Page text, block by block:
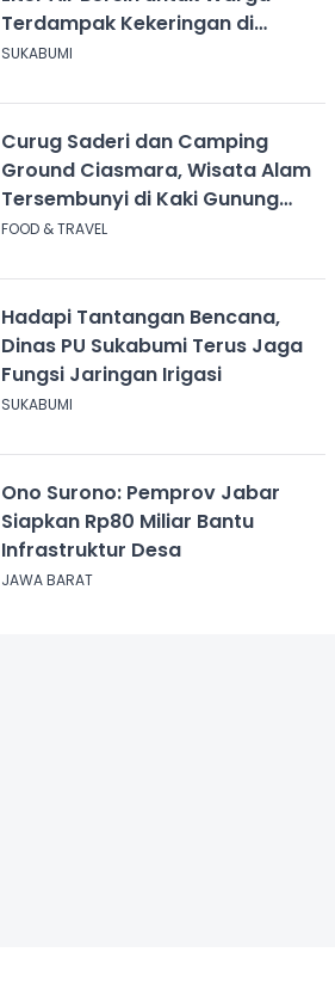
Terdampak Kekeringan di
Cicurug
SUKABUMI
Curug Saderi dan Camping
Ground Ciasmara, Wisata Alam
Tersembunyi di Kaki Gunung
Salak
FOOD & TRAVEL
Hadapi Tantangan Bencana,
Dinas PU Sukabumi Terus Jaga
Fungsi Jaringan Irigasi
SUKABUMI
Ono Surono: Pemprov Jabar
Siapkan Rp80 Miliar Bantu
Infrastruktur Desa
JAWA BARAT